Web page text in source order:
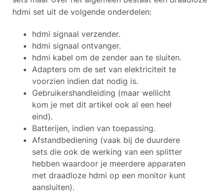
hdmi set uit de volgende onderdelen:
hdmi signaal verzender.
hdmi signaal ontvanger.
hdmi kabel om de zender aan te sluiten.
Adapters om de set van elektriciteit te
voorzien indien dat nodig is.
Gebruikershandleiding (maar wellicht
kom je met dit artikel ook al een heel
eind).
Batterijen, indien van toepassing.
Afstandbediening (vaak bij de duurdere
sets die ook de werking van een splitter
hebben waardoor je meerdere apparaten
met draadloze hdmi op een monitor kunt
aansluiten).